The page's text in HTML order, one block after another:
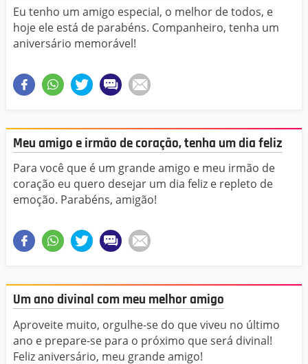
Eu tenho um amigo especial, o melhor de todos, e
hoje ele está de parabéns. Companheiro, tenha um
aniversário memorável!
Meu amigo e irmão de coração, tenha um dia feliz
Para você que é um grande amigo e meu irmão de
coração eu quero desejar um dia feliz e repleto de
emoção. Parabéns, amigão!
Um ano divinal com meu melhor amigo
Aproveite muito, orgulhe-se do que viveu no último
ano e prepare-se para o próximo que será divinal!
Feliz aniversário, meu grande amigo!